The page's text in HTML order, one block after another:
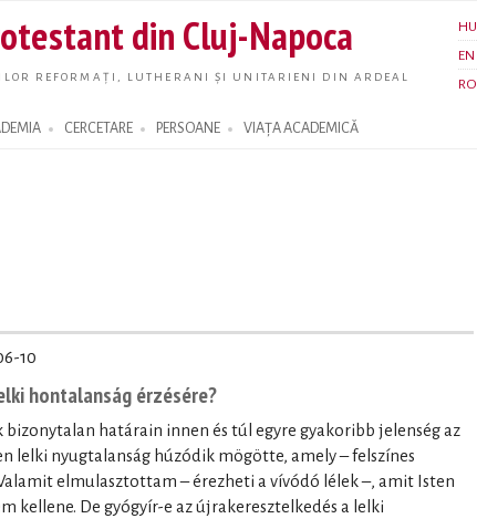
main
content
din Cluj-Napoca
REFORMAȚI, LUTHERANI ȘI UNITARIENI DIN ARDEAL
HU
EN
RO
CERCETARE PERSOANE VIAȚA ACADEMICĂ
10
hontalanság érzésére?
határain innen és túl egyre gyakoribb jelenség az
lelki nyugtalanság húzódik mögötte, amely – felszínes
elmulasztottam – érezheti a vívódó lélek –, amit Isten
kellene. De gyógyír-e az újrakeresztelkedés a lelki